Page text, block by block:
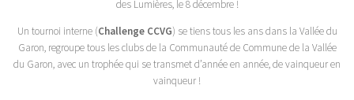
des Lumières, le 8 décembre !
Un tournoi interne (Challenge CCVG) se tiens tous les ans dans la Vallée du
Garon, regroupe tous les clubs de la Communauté de Commune de la Vallée
du Garon, avec un trophée qui se transmet d’année en année, de vainqueur en
vainqueur !